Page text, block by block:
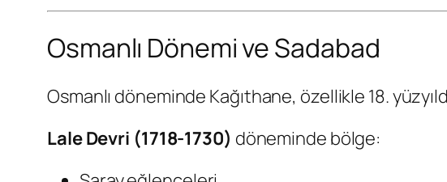
Osmanlı Dönemi ve Sadabad
Osmanlı döneminde Kağıthane, özellikle 18.
Lale Devri (1718-1730) döneminde bölge: